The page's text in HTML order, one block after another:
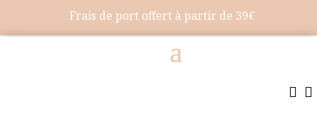
Frais de port offert à partir de 39€
 